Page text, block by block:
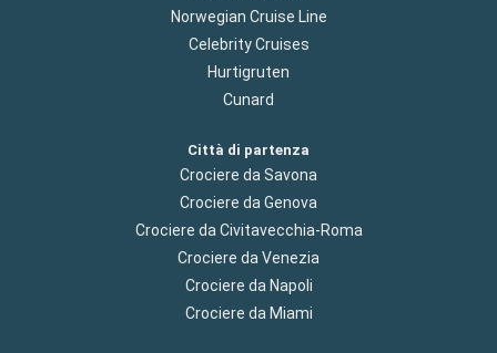
Norwegian Cruise Line
Celebrity Cruises
Hurtigruten
Cunard
Città di partenza
Crociere da Savona
Crociere da Genova
Crociere da Civitavecchia-Roma
Crociere da Venezia
Crociere da Napoli
Crociere da Miami